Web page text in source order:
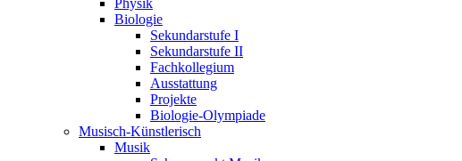
Physik
Biologie
Sekundarstufe I
Sekundarstufe II
Fachkollegium
Ausstattung
Projekte
Biologie-Olympiade
Musisch-Künstlerisch
Musik